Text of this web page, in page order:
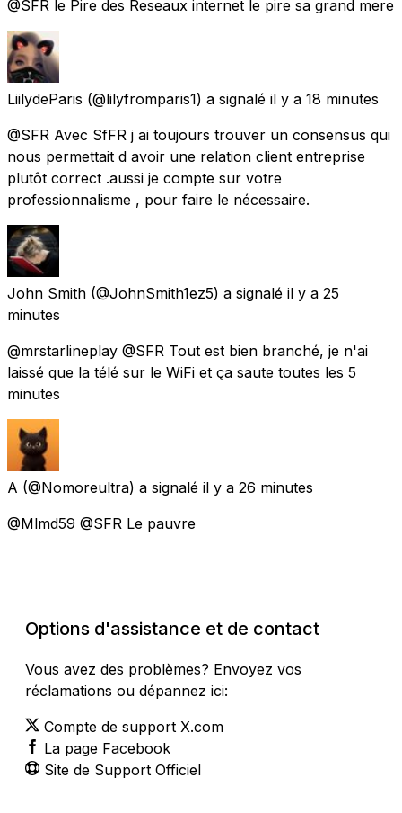
@SFR le Pire des Reseaux internet le pire sa grand mere
LiilydeParis (@lilyfromparis1) a signalé il y a 18 minutes
@SFR Avec SfFR j ai toujours trouver un consensus qui
nous permettait d avoir une relation client entreprise
plutôt correct .aussi je compte sur votre
professionnalisme , pour faire le nécessaire.
John Smith (@JohnSmith1ez5) a signalé il y a 25
minutes
@mrstarlineplay @SFR Tout est bien branché, je n'ai
laissé que la télé sur le WiFi et ça saute toutes les 5
minutes
A (@Nomoreultra) a signalé il y a 26 minutes
@Mlmd59 @SFR Le pauvre
Options d'assistance et de contact
Vous avez des problèmes? Envoyez vos
réclamations ou dépannez ici:
Compte de support X.com
La page Facebook
Site de Support Officiel